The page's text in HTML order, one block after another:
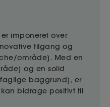
imponeret over
tilgang og
område]. Med en
og en solid
baggrund], er
bidrage positivt til